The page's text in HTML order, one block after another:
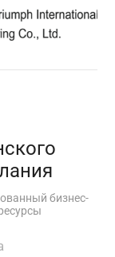
бизнес-